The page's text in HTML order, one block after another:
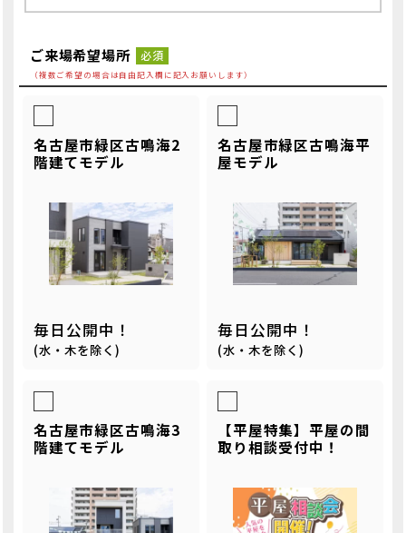
ご来場希望場所 必須
（複数ご希望の場合は自由記入欄に記入お願いします）
名古屋市緑区古鳴海2
階建てモデル
毎日公開中！
(水・木を除く)
名古屋市緑区古鳴海平
屋モデル
毎日公開中！
(水・木を除く)
名古屋市緑区古鳴海3
階建てモデル
【平屋特集】平屋の間
取り相談受付中！